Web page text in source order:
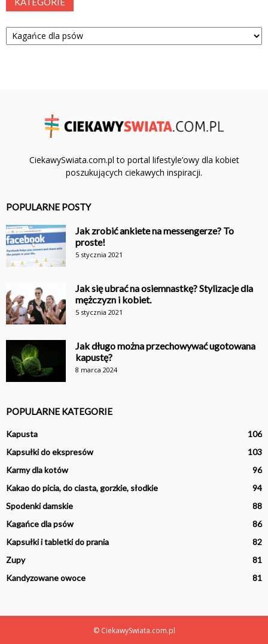
Kategorie
CiekawySwiata.com.pl to portal lifestyle’owy dla kobiet
poszukujących ciekawych inspiracji.
POPULARNE POSTY
Jak zrobić ankiete na messengerze? To
proste!
5 stycznia 2021
Jak się ubrać na osiemnastkę? Stylizacje dla
mężczyzn i kobiet.
5 stycznia 2021
Jak długo można przechowywać ugotowana
kapustę?
8 marca 2024
POPULARNE KATEGORIE
Kapusta
106
Kapsułki do ekspresów
103
Karmy dla kotów
96
Kakao do picia, do ciasta, gorzkie, słodkie
94
Spodenki damskie
88
Kagańce dla psów
86
Kapsułki i tabletki do prania
82
Zupy
81
Kandyzowane owoce
81
© CiekawySwiata.com.pl